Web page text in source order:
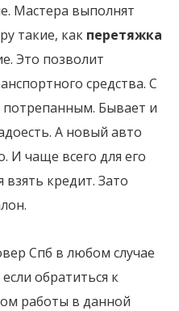
Мастера выполнят
такие, как перетяжка
Это позволит
средства. С
потрепанным. Бывает и
А новый авто
И чаще всего для его
взять кредит. Зато
Спб в любом случае
обратиться к
работы в данной